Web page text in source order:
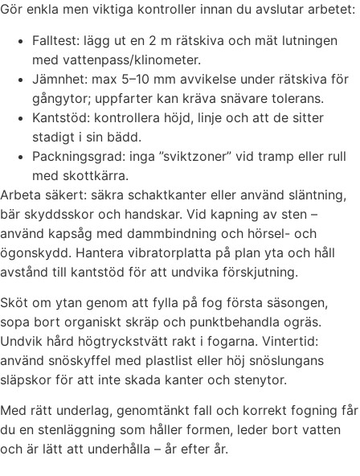
Gör enkla men viktiga kontroller innan du avslutar arbetet:
Falltest: lägg ut en 2 m rätskiva och mät lutningen
med vattenpass/klinometer.
Jämnhet: max 5–10 mm avvikelse under rätskiva för
gångytor; uppfarter kan kräva snävare tolerans.
Kantstöd: kontrollera höjd, linje och att de sitter
stadigt i sin bädd.
Packningsgrad: inga ”sviktzoner” vid tramp eller rull
med skottkärra.
Arbeta säkert: säkra schaktkanter eller använd släntning,
bär skyddsskor och handskar. Vid kapning av sten –
använd kapsåg med dammbindning och hörsel- och
ögonskydd. Hantera vibratorplatta på plan yta och håll
avstånd till kantstöd för att undvika förskjutning.
Sköt om ytan genom att fylla på fog första säsongen,
sopa bort organiskt skräp och punktbehandla ogräs.
Undvik hård högtryckstvätt rakt i fogarna. Vintertid:
använd snöskyffel med plastlist eller höj snöslungans
släpskor för att inte skada kanter och stenytor.
Med rätt underlag, genomtänkt fall och korrekt fogning får
du en stenläggning som håller formen, leder bort vatten
och är lätt att underhålla – år efter år.